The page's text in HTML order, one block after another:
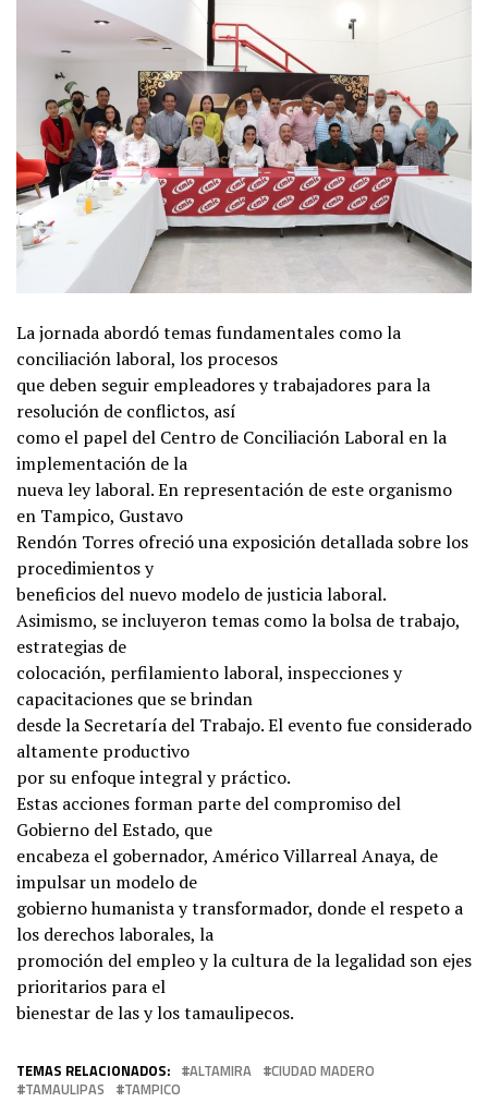
La jornada abordó temas fundamentales como la
conciliación laboral, los procesos
que deben seguir empleadores y trabajadores para la
resolución de conflictos, así
como el papel del Centro de Conciliación Laboral en la
implementación de la
nueva ley laboral. En representación de este organismo
en Tampico, Gustavo
Rendón Torres ofreció una exposición detallada sobre los
procedimientos y
beneficios del nuevo modelo de justicia laboral.
Asimismo, se incluyeron temas como la bolsa de trabajo,
estrategias de
colocación, perfilamiento laboral, inspecciones y
capacitaciones que se brindan
desde la Secretaría del Trabajo. El evento fue considerado
altamente productivo
por su enfoque integral y práctico.
Estas acciones forman parte del compromiso del
Gobierno del Estado, que
encabeza el gobernador, Américo Villarreal Anaya, de
impulsar un modelo de
gobierno humanista y transformador, donde el respeto a
los derechos laborales, la
promoción del empleo y la cultura de la legalidad son ejes
prioritarios para el
bienestar de las y los tamaulipecos.
TEMAS RELACIONADOS: ALTAMIRA
CIUDAD MADERO
TAMAULIPAS
TAMPICO